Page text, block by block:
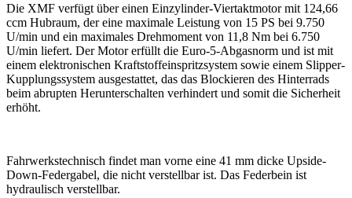
Die XMF verfügt über einen Einzylinder-Viertaktmotor mit 124,66
ccm Hubraum, der eine maximale Leistung von 15 PS bei 9.750
U/min und ein maximales Drehmoment von 11,8 Nm bei 6.750
U/min liefert. Der Motor erfüllt die Euro-5-Abgasnorm und ist mit
einem elektronischen Kraftstoffeinspritzsystem sowie einem Slipper-
Kupplungssystem ausgestattet, das das Blockieren des Hinterrads
beim abrupten Herunterschalten verhindert und somit die Sicherheit
erhöht.
Fahrwerkstechnisch findet man vorne eine 41 mm dicke Upside-
Down-Federgabel, die nicht verstellbar ist. Das Federbein ist
hydraulisch verstellbar.